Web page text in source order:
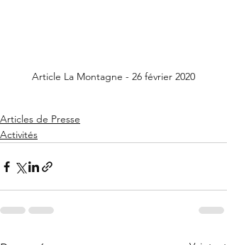
Article La Montagne - 26 février 2020
Articles de Presse
Activités